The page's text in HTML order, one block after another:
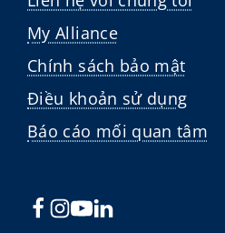
My Alliance
Chính sách bảo mật
Điều khoản sử dụng
Báo cáo mối quan tâm